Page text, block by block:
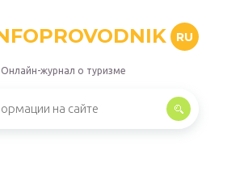
RU
Онлайн-журнал о туризме